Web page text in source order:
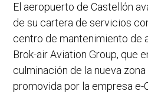
El aeropuerto de Castellón
de su cartera de servicios
centro de mantenimiento de
Brok-air Aviation Group, que
culminación de la nueva
promovida por la empresa e-